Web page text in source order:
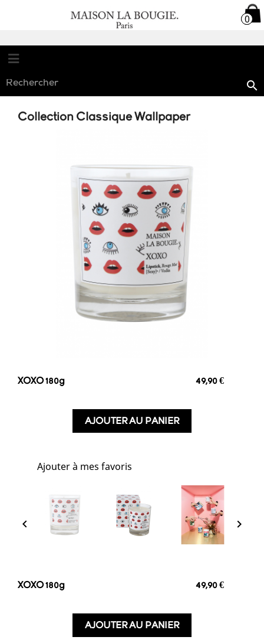
0


0
Collection Classique Wallpaper
XOXO 180g 49,90 €
AJOUTER AU PANIER
Ajouter à mes favoris
 
XOXO 180g 49,90 €
AJOUTER AU PANIER